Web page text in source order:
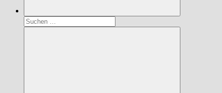
Suchen
nach: